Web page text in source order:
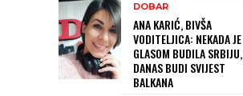
DOBAR
ANA KARIĆ, BIVŠA
VODITELJICA: NEKADA JE
GLASOM BUDILA SRBIJU,
DANAS BUDI SVIJEST
BALKANA